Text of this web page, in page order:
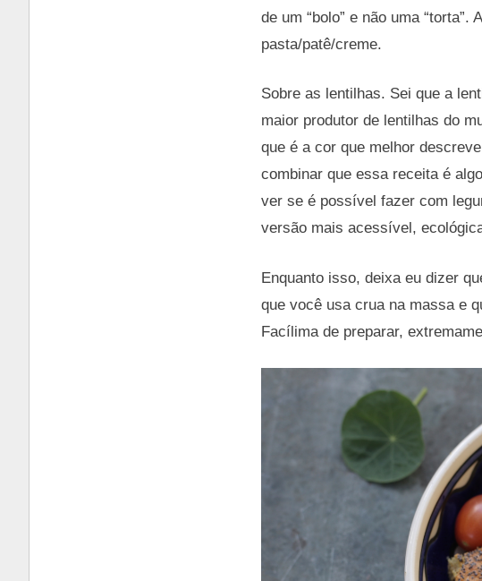
de um “bolo” e não uma
pasta/patê/creme.
Sobre as lentilhas. Sei que a
maior produtor de lentilhas do
que é a cor que melhor
combinar que essa receita é
ver se é possível fazer com
versão mais acessível,
Enquanto isso, deixa eu dizer
que você usa crua na massa e
Facílima de preparar,